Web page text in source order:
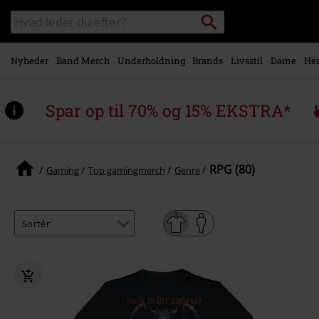
Gå til
hovedindhold
Søg
sortiment
Søg
Nyheder Band Merch Underholdning Brands Livsstil Dame
Spar op til 70% og 15% EKSTRA*
Gaming Top gamingmerch Genre RPG (80)